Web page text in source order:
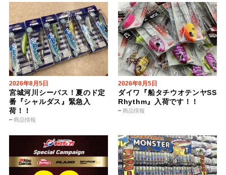
2026年8月5日
商品情報
宮城河川シーバス！夏のド定
番『シャルダス』緊急入
荷！！
2026年8月5日
商品情報
ダイワ『船タチウオテンヤSS
Rhythm』入荷です！！